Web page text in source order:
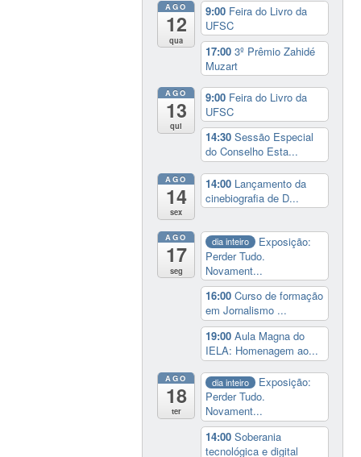
AGO
12
qua
9:00 Feira do Livro da
UFSC
17:003º Prêmio Zahidé
Muzart
AGO
13
qui
9:00 Feira do Livro da
UFSC
14:30Sessão Especial
do Conselho Esta...
AGO
14
sex
14:00 Lançamento da
cinebiografia de D...
AGO
17
seg
dia inteiro
Exposição:
Perder Tudo.
Novament...
16:00Curso de formação
em Jornalismo ...
19:00Aula Magna do
IELA: Homenagem ao...
AGO
18
ter
dia inteiro
Exposição:
Perder Tudo.
Novament...
14:00Soberania
tecnológica e digital